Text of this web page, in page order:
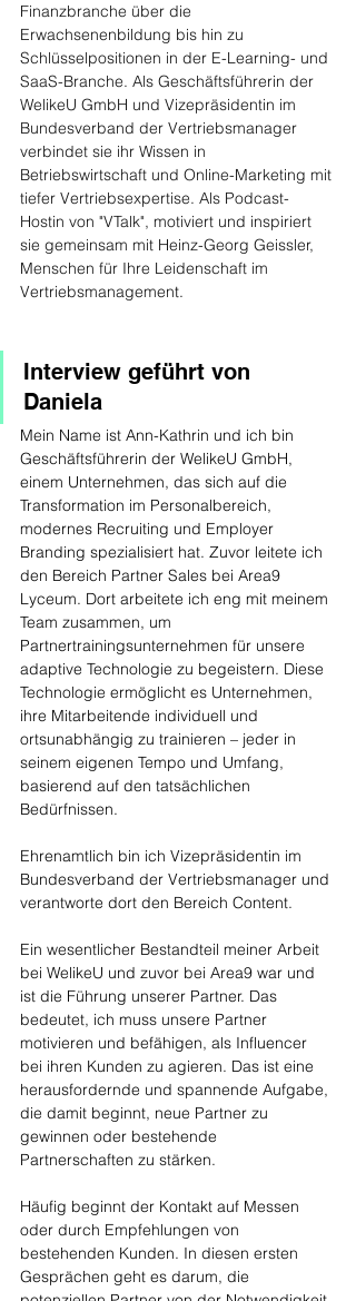
Finanzbranche über die
Erwachsenenbildung bis hin zu
Schlüsselpositionen in der E-Learning- und
SaaS-Branche. Als Geschäftsführerin der
WelikeU GmbH und Vizepräsidentin im
Bundesverband der Vertriebsmanager
verbindet sie ihr Wissen in
Betriebswirtschaft und Online-Marketing mit
tiefer Vertriebsexpertise. Als Podcast-
Hostin von "VTalk", motiviert und inspiriert
sie gemeinsam mit Heinz-Georg Geissler,
Menschen für Ihre Leidenschaft im
Vertriebsmanagement.
Interview geführt von
Daniela
Mein Name ist Ann-Kathrin und ich bin
Geschäftsführerin der WelikeU GmbH,
einem Unternehmen, das sich auf die
Transformation im Personalbereich,
modernes Recruiting und Employer
Branding spezialisiert hat. Zuvor leitete ich
den Bereich Partner Sales bei Area9
Lyceum. Dort arbeitete ich eng mit meinem
Team zusammen, um
Partnertrainingsunternehmen für unsere
adaptive Technologie zu begeistern. Diese
Technologie ermöglicht es Unternehmen,
ihre Mitarbeitende individuell und
ortsunabhängig zu trainieren – jeder in
seinem eigenen Tempo und Umfang,
basierend auf den tatsächlichen
Bedürfnissen.
Ehrenamtlich bin ich Vizepräsidentin im
Bundesverband der Vertriebsmanager und
verantworte dort den Bereich Content.
Ein wesentlicher Bestandteil meiner Arbeit
bei WelikeU und zuvor bei Area9 war und
ist die Führung unserer Partner. Das
bedeutet, ich muss unsere Partner
motivieren und befähigen, als Influencer
bei ihren Kunden zu agieren. Das ist eine
herausfordernde und spannende Aufgabe,
die damit beginnt, neue Partner zu
gewinnen oder bestehende
Partnerschaften zu stärken.
Häufig beginnt der Kontakt auf Messen
oder durch Empfehlungen von
bestehenden Kunden. In diesen ersten
Gesprächen geht es darum, die